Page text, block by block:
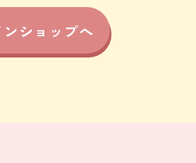
ショップへ